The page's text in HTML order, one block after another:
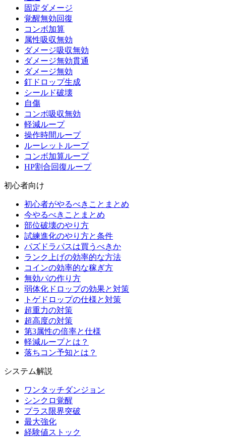
固定ダメージ
覚醒無効回復
コンボ加算
属性吸収無効
ダメージ吸収無効
ダメージ無効貫通
ダメージ無効
釘ドロップ生成
シールド破壊
自傷
コンボ吸収無効
軽減ループ
操作時間ループ
ルーレットループ
コンボ加算ループ
HP割合回復ループ
初心者向け
初心者がやるべきことまとめ
今やるべきことまとめ
部位破壊のやり方
試練進化のやり方と条件
パズドラパスは買うべきか
ランク上げの効率的な方法
コインの効率的な稼ぎ方
無効パの作り方
弱体化ドロップの効果と対策
トゲドロップの仕様と対策
超重力の対策
超高度の対策
第3属性の倍率と仕様
軽減ループとは？
落ちコン予知とは？
システム解説
ワンタッチダンジョン
シンクロ覚醒
プラス限界突破
最大強化
経験値ストック